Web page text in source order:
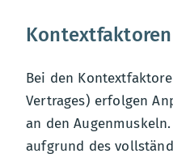
Kontextfaktoren
Bei den
Vertrages) erfolgen
an den
aufgrund des